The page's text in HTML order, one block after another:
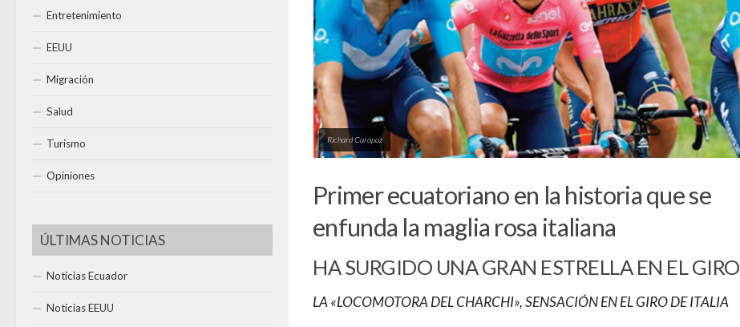
Richard Carapaz
Primer ecuatoriano en la historia que se
enfunda la maglia rosa italiana
HA SURGIDO UNA GRAN ESTRELLA EN EL GIRO
LA «LOCOMOTORA DEL CHARCHI», SENSACIÓN EN EL GIRO DE ITALIA
Entretenimiento
EEUU
Migración
Salud
Turismo
Opiniones
ÚLTIMAS NOTICIAS
Noticias Ecuador
Noticias EEUU